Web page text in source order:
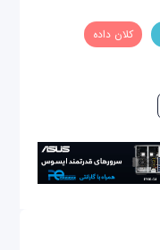
کلان داده